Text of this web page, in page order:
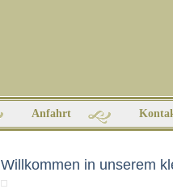
Anfahrt
Willkommen in unserem